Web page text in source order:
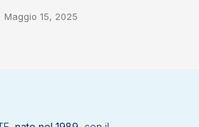
Maggio 15, 2025